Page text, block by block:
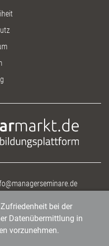
bei der
Datenübermittlung in
vorzunehmen.